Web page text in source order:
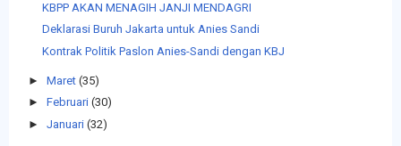
KBPP AKAN MENAGIH JANJI MENDAGRI
Deklarasi Buruh Jakarta untuk Anies Sandi
Kontrak Politik Paslon Anies-Sandi dengan KBJ
► Maret (35)
► Februari (30)
► Januari (32)